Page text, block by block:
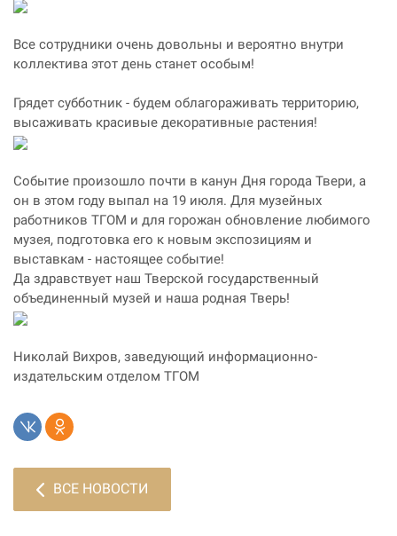
Все сотрудники очень довольны и вероятно внутри
коллектива этот день станет особым!
Грядет субботник - будем облагораживать территорию,
высаживать красивые декоративные растения!
Событие произошло почти в канун Дня города Твери, а
он в этом году выпал на 19 июля. Для музейных
работников ТГОМ и для горожан обновление любимого
музея, подготовка его к новым экспозициям и
выставкам - настоящее событие!
Да здравствует наш Тверской государственный
объединенный музей и наша родная Тверь!
Николай Вихров, заведующий информационно-
издательским отделом ТГОМ
ВСЕ НОВОСТИ